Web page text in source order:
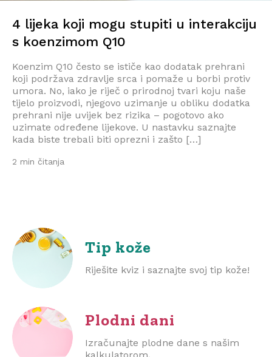
4 lijeka koji mogu stupiti u interakciju
s koenzimom Q10
Koenzim Q10 često se ističe kao dodatak prehrani
koji podržava zdravlje srca i pomaže u borbi protiv
umora. No, iako je riječ o prirodnoj tvari koju naše
tijelo proizvodi, njegovo uzimanje u obliku dodatka
prehrani nije uvijek bez rizika – pogotovo ako
uzimate određene lijekove. U nastavku saznajte
kada biste trebali biti oprezni i zašto […]
2 min čitanja
Tip kože
Riješite kviz i saznajte svoj tip kože!
Plodni dani
Izračunajte plodne dane s našim